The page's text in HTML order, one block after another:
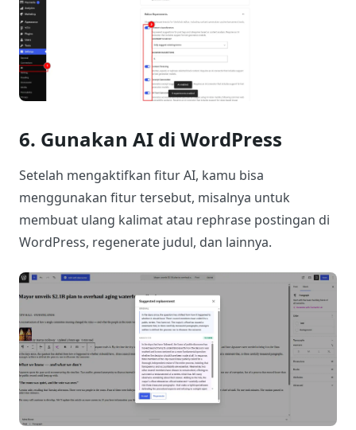
6. Gunakan AI di WordPress
Setelah mengaktifkan fitur AI, kamu bisa
menggunakan fitur tersebut, misalnya untuk
membuat ulang kalimat atau rephrase postingan di
WordPress, regenerate judul, dan lainnya.